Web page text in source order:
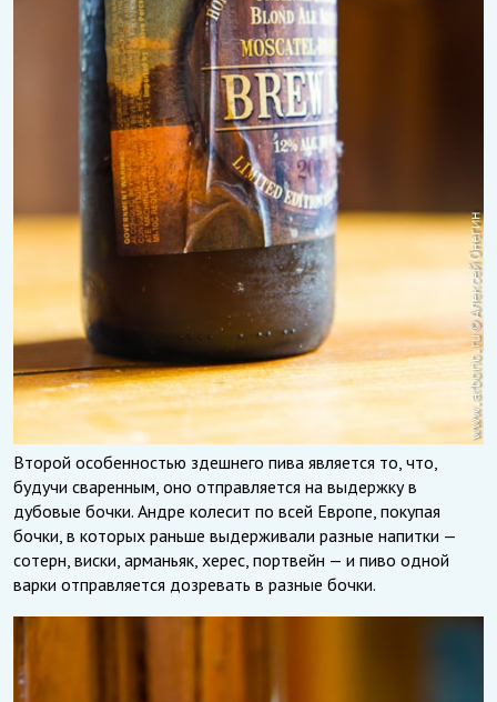
Второй особенностью здешнего пива является то, что,
будучи сваренным, оно отправляется на выдержку в
дубовые бочки. Андре колесит по всей Европе, покупая
бочки, в которых раньше выдерживали разные напитки —
сотерн, виски, арманьяк, херес, портвейн — и пиво одной
варки отправляется дозревать в разные бочки.